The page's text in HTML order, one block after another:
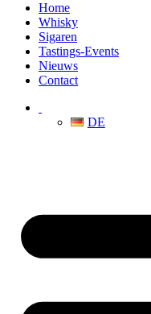
Home
Whisky
Sigaren
Tastings-Events
Nieuws
Contact
DE